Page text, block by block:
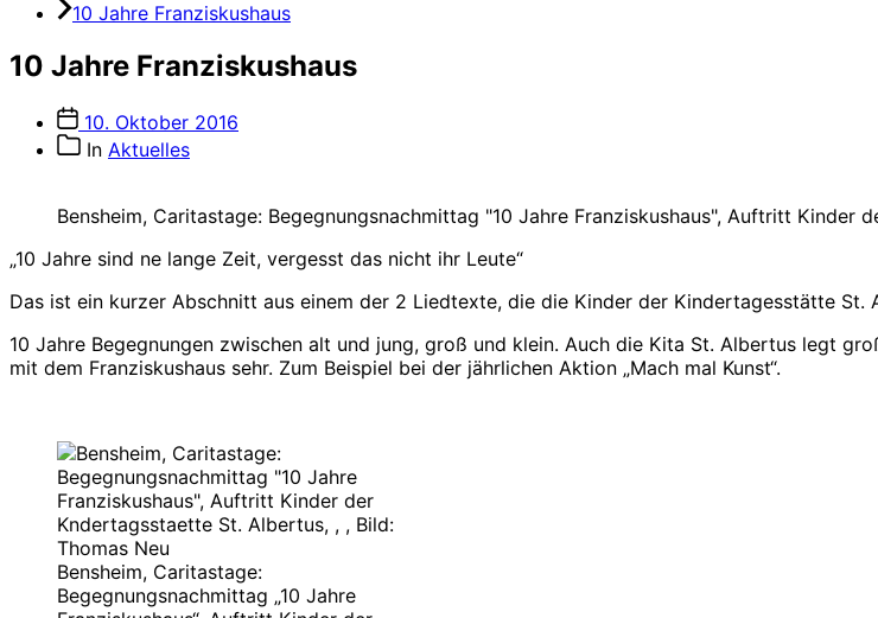
10 Jahre Franziskushaus
10 Jahre Franziskushaus
Veröffentlichungsdatum
10. Oktober 2016
Beitragskategorien
In Aktuelles
Bensheim, Caritastage: Begegnungsnachmittag "10 Jahre Franziskushaus", Auftritt Kinder
„10 Jahre sind ne lange Zeit, vergesst das nicht ihr Leute“
Das ist ein kurzer Abschnitt aus einem der 2 Liedtexte, die die Kinder der Kindertagesstätte St.
10 Jahre Begegnungen zwischen alt und jung, groß und klein. Auch die Kita St. Albertus legt
mit dem Franziskushaus sehr. Zum Beispiel bei der jährlichen Aktion „Mach mal Kunst“.
Bensheim, Caritastage:
Begegnungsnachmittag „10 Jahre